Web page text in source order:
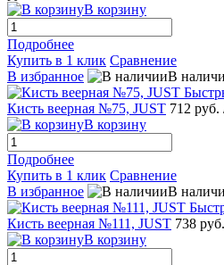
В корзину
Подробнее
Купить в 1 клик Сравнение
В избранное
В
Кисть веерная №75, JUST 712 руб.
В корзину
Подробнее
Купить в 1 клик Сравнение
В избранное
В
Кисть веерная №111, JUST 738 руб.
В корзину